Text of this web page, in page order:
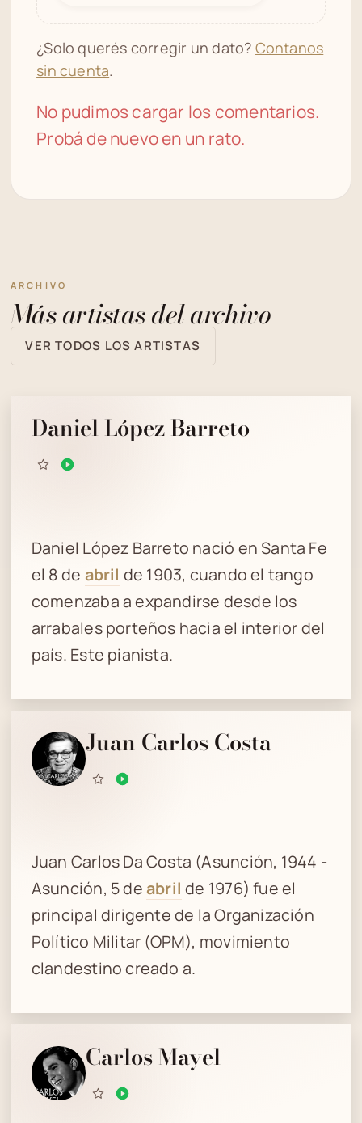
¿Solo querés corregir un dato? Contanos
sin cuenta.
No pudimos cargar los comentarios.
Probá de nuevo en un rato.
ARCHIVO
Más artistas del archivo
VER TODOS LOS ARTISTAS
Daniel López Barreto
Daniel López Barreto nació en Santa Fe
el 8 de abril de 1903, cuando el tango
comenzaba a expandirse desde los
arrabales porteños hacia el interior del
país. Este pianista.
Juan Carlos Costa
Juan Carlos Da Costa (Asunción, 1944 -
Asunción, 5 de abril de 1976) fue el
principal dirigente de la Organización
Político Militar (OPM), movimiento
clandestino creado a.
Carlos Mayel